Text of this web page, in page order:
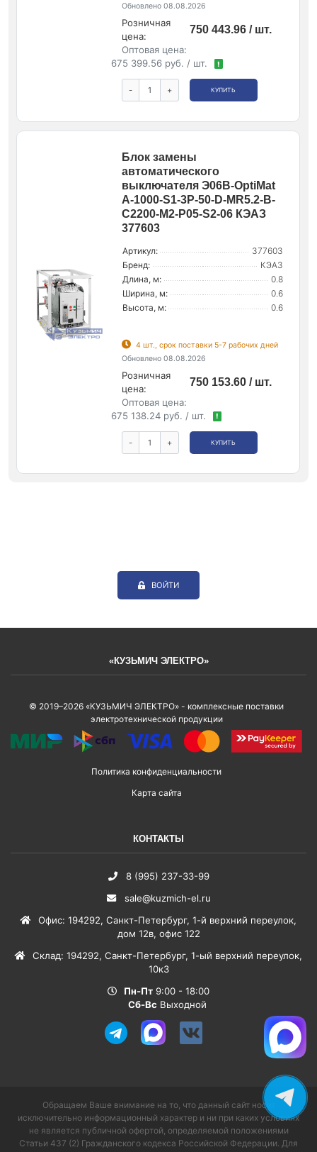
Обновлено 08.08.2026
Розничная
цена:
750 443.96 / шт.
Оптовая цена:
675 399.56 руб. / шт.
!
- + КУПИТЬ
Блок замены
автоматического
выключателя Э06В-OptiMat
A-1000-S1-3P-50-D-MR5.2-B-
C2200-M2-P05-S2-06 КЭАЗ
377603
Артикул:
377603
Бренд:
КЭАЗ
Длина, м:
0.8
Ширина, м:
0.6
Высота, м:
0.6
4 шт., срок поставки 5-7 рабочих дней
Обновлено 08.08.2026
Розничная
цена:
750 153.60 / шт.
Оптовая цена:
675 138.24 руб. / шт.
!
- + КУПИТЬ
ВОЙТИ
«КУЗЬМИЧ ЭЛЕКТРО»
© 2019–2026 «КУЗЬМИЧ ЭЛЕКТРО» - комплексные поставки
электротехнической продукции
Политика конфиденциальности
Карта сайта
КОНТАКТЫ
8 (995) 237-33-99
sale@kuzmich-el.ru
Офис: 194292, Санкт-Петербург, 1-й верхний переулок,
дом 12в, офис 122
Склад: 194292, Санкт-Петербург, 1-ый верхний переулок,
10к3
Пн-Пт 9:00 - 18:00
Сб-Вс Выходной
Обращаем Ваше внимание на то, что данный сайт носит
исключительно информационный характер и ни при каких условиях
не является публичной офертой, определяемой положениями
Статьи 437 (2) Гражданского кодекса Российской Федерации. Для